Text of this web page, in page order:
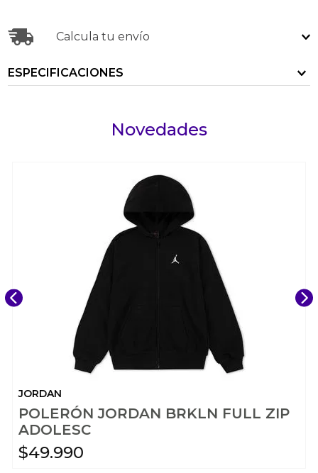
Calcula tu envío
ESPECIFICACIONES
Novedades
JORDAN
POLERÓN JORDAN BRKLN FULL ZIP
ADOLESC
$49.990